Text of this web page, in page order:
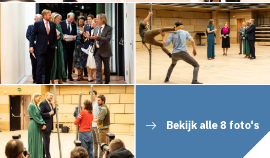
Bekijk alle 8 foto's